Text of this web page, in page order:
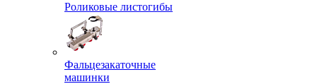
Роликовые листогибы
Фальцезакаточные
машинки